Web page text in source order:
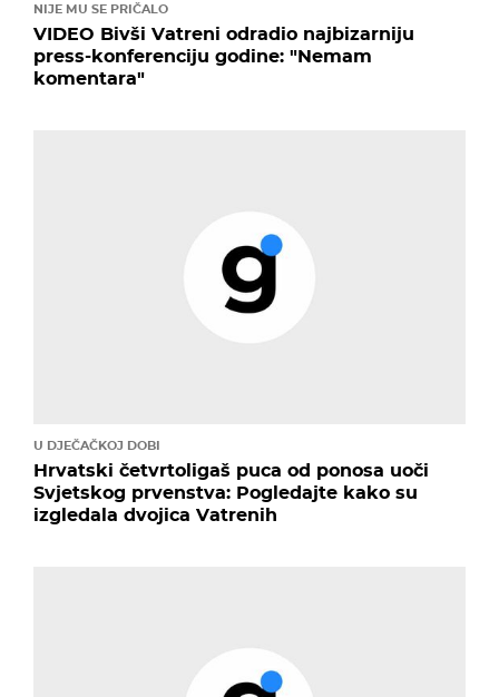
NIJE MU SE PRIČALO
VIDEO Bivši Vatreni odradio najbizarniju
press-konferenciju godine: "Nemam
komentara"
U DJEČAČKOJ DOBI
Hrvatski četvrtoligaš puca od ponosa uoči
Svjetskog prvenstva: Pogledajte kako su
izgledala dvojica Vatrenih